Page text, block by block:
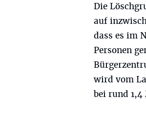
Die
auf
dass es im
Personen
wird vom
bei rund